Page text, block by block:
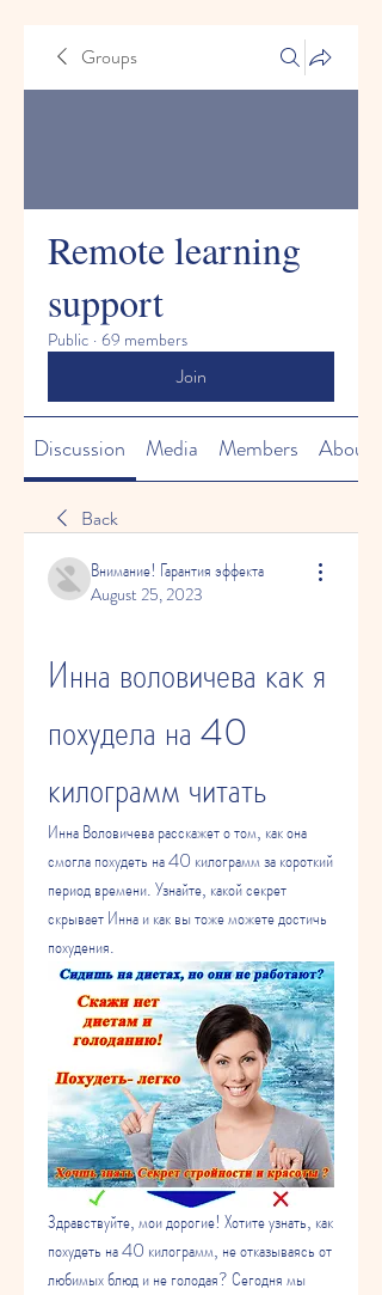
Groups
Remote learning
support
Public · 69 members
Join
Discussion Media Members About
Back
Внимание! Гарантия эффекта
August 25, 2023
Инна воловичева как я
похудела на 40
килограмм читать
Инна Воловичева расскажет о том, как она
смогла похудеть на 40 килограмм за короткий
период времени. Узнайте, какой секрет
скрывает Инна и как вы тоже можете достичь
похудения.
Здравствуйте, мои дорогие! Хотите узнать, как
похудеть на 40 килограмм, не отказываясь от
любимых блюд и не голодая? Сегодня мы